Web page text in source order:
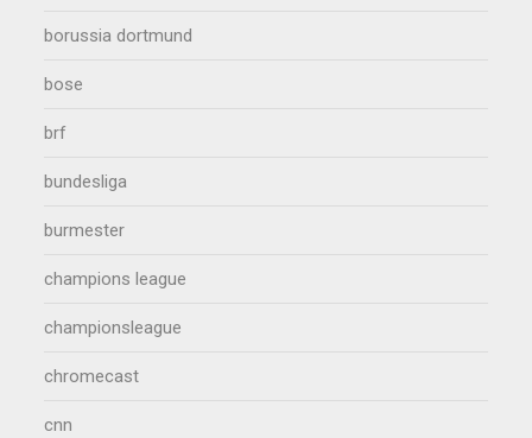
borussia dortmund
bose
brf
bundesliga
burmester
champions league
championsleague
chromecast
cnn